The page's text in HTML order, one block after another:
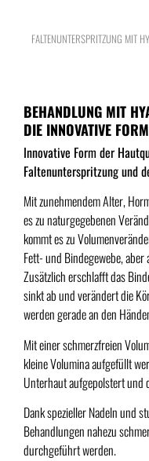
FALTENUNTERSPRITZUNG MIT
BEHANDLUNG MIT
DIE INNOVATIVE
Innovative Form der
Faltenunterspritzung und
Mit zunehmendem Alter,
es zu naturgegebenen
kommt es zu
Fett- und Bindegewebe,
Zusätzlich erschlafft das
sinkt ab und verändert die
werden gerade an den
Mit einer schmerzfreien
kleine Volumina aufgefüllt
Unterhaut aufgepolstert und
Dank spezieller Nadeln und
Behandlungen nahezu
durchgeführt werden.